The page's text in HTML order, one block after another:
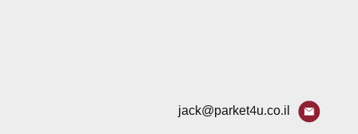
jack@parket4u.co.il